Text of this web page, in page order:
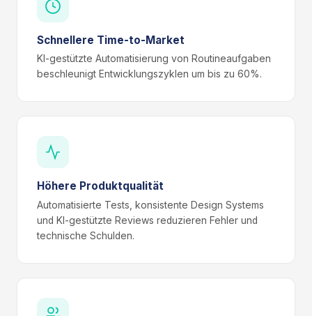
Schnellere Time-to-Market
KI-gestützte Automatisierung von Routineaufgaben
beschleunigt Entwicklungszyklen um bis zu 60%.
Höhere Produktqualität
Automatisierte Tests, konsistente Design Systems
und KI-gestützte Reviews reduzieren Fehler und
technische Schulden.